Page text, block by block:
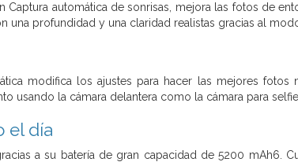
Captura automática de sonrisas, mejora las fotos de
una profundidad y una claridad realistas gracias al
modifica los ajustes para hacer las mejores
usando la cámara delantera como la cámara para
el día
a su batería de gran capacidad de 5200 mAh6.